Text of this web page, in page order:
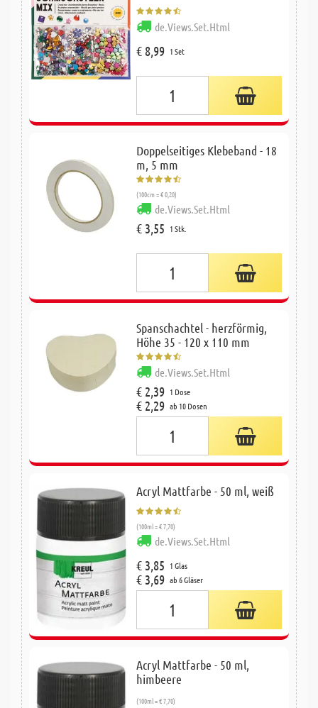
de.Views.Set.Html
€ 8,99 1 Set
Doppelseitiges Klebeband - 18
m, 5 mm
(100cm = € 0,20)
de.Views.Set.Html
€ 3,55 1 Stk.
Spanschachtel - herzförmig,
Höhe 35 - 120 x 110 mm
de.Views.Set.Html
€ 2,39 1 Dose
€ 2,29 ab 10 Dosen
Acryl Mattfarbe - 50 ml, weiß
(100ml = € 7,70)
de.Views.Set.Html
€ 3,85 1 Glas
€ 3,69 ab 6 Gläser
Acryl Mattfarbe - 50 ml,
himbeere
(100ml = € 7,70)